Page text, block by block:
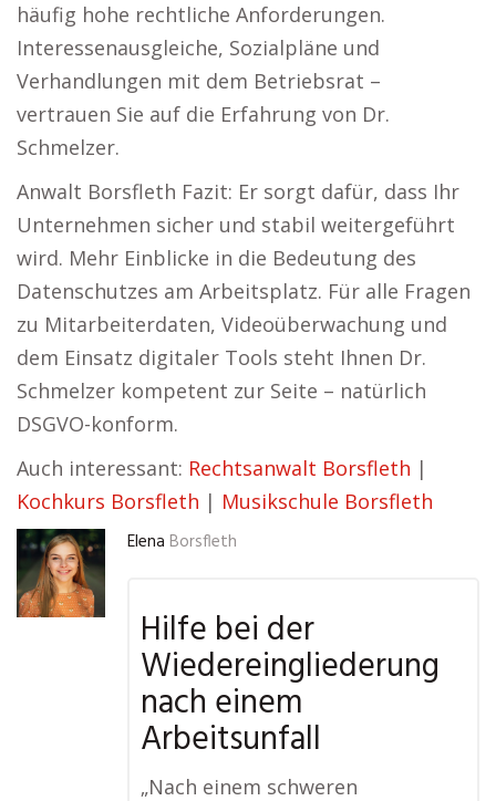
häufig hohe rechtliche Anforderungen.
Interessenausgleiche, Sozialpläne und
Verhandlungen mit dem Betriebsrat –
vertrauen Sie auf die Erfahrung von Dr.
Schmelzer.
Anwalt Borsfleth Fazit: Er sorgt dafür, dass Ihr
Unternehmen sicher und stabil weitergeführt
wird. Mehr Einblicke in die Bedeutung des
Datenschutzes am Arbeitsplatz. Für alle Fragen
zu Mitarbeiterdaten, Videoüberwachung und
dem Einsatz digitaler Tools steht Ihnen Dr.
Schmelzer kompetent zur Seite – natürlich
DSGVO-konform.
Auch interessant: Rechtsanwalt Borsfleth |
Kochkurs Borsfleth | Musikschule Borsfleth
Elena Borsfleth
Hilfe bei der
Wiedereingliederung
nach einem
Arbeitsunfall
„Nach einem schweren